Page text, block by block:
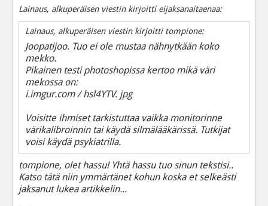
Lainaus, alkuperäisen viestin kirjoitti eijaksanaitaenaa:
Lainaus, alkuperäisen viestin kirjoitti tompione:
Joopatijoo. Tuo ei ole mustaa nähnytkään koko
mekko.
Pikainen testi photoshopissa kertoo mikä väri
mekossa on:
i.imgur.com / hsl4YTV. jpg
Voisitte ihmiset tarkistuttaa vaikka monitorinne
värikalibroinnin tai käydä silmälääkärissä. Tutkijat
voisi käydä psykiatrilla.
tompione, olet hassu! Yhtä hassu tuo sinun tekstisi..
Katso tätä niin ymmärtänet kohun koska et selkeästi
jaksanut lukea artikkelin...